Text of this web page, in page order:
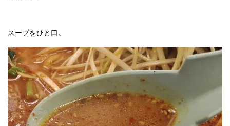
スープをひと口。